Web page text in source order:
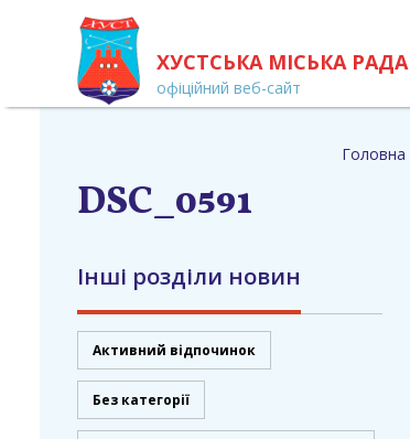
ХУСТСЬКА МІСЬКА РАДА
офіційний веб-сайт
Головна
DSC_0591
Інші розділи новин
Активний відпочинок
Без категорії